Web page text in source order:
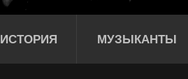
ИСТОРИЯ МУЗЫКАНТЫ